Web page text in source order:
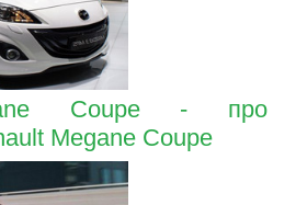
Coupe - про
Megane Coupe